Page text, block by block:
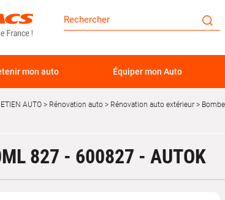
mon auto Équiper mon Auto
AUTO Rénovation auto Rénovation auto extérieur
827 - 600827 - AUTOK